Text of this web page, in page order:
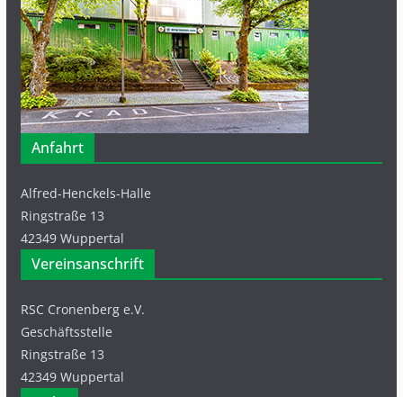
Anfahrt
Alfred-Henckels-Halle
Ringstraße 13
42349 Wuppertal
Vereinsanschrift
RSC Cronenberg e.V.
Geschäftsstelle
Ringstraße 13
42349 Wuppertal